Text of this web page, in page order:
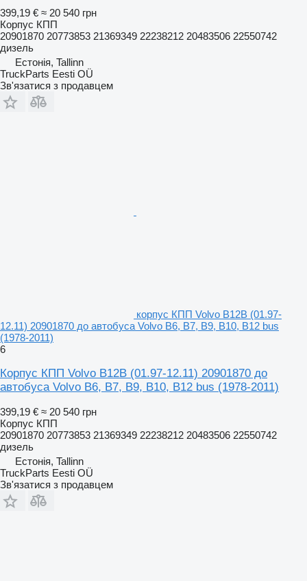
399,19 € ≈ 20 540 грн
Корпус КПП
20901870 20773853 21369349 22238212 20483506 22550742
дизель
Естонія, Tallinn
TruckParts Eesti OÜ
Зв'язатися з продавцем
корпус КПП Volvo B12B (01.97-
12.11) 20901870 до автобуса Volvo B6, B7, B9, B10, B12 bus
(1978-2011)
6
Корпус КПП Volvo B12B (01.97-12.11) 20901870 до
автобуса Volvo B6, B7, B9, B10, B12 bus (1978-2011)
399,19 € ≈ 20 540 грн
Корпус КПП
20901870 20773853 21369349 22238212 20483506 22550742
дизель
Естонія, Tallinn
TruckParts Eesti OÜ
Зв'язатися з продавцем